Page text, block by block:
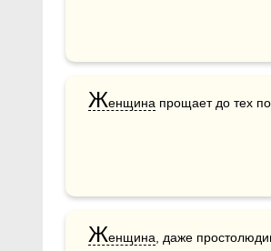
Женщина прощает до тех
Женщина , даже